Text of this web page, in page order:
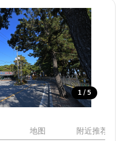
1 / 5
地图 附近推荐景点